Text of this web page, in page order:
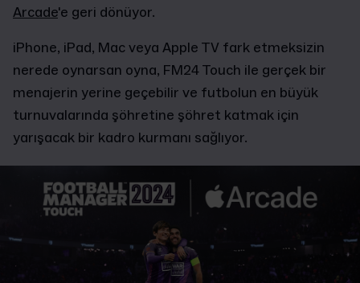
Arcade'e geri dönüyor.
iPhone, iPad, Mac veya Apple TV fark etmeksizin
nerede oynarsan oyna, FM24 Touch ile gerçek bir
menajerin yerine geçebilir ve futbolun en büyük
turnuvalarında şöhretine şöhret katmak için
yarışacak bir kadro kurmanı sağlıyor.